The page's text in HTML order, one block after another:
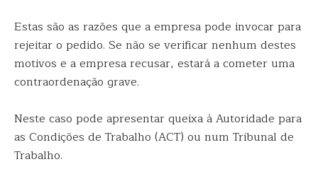
Estas são as razões que a empresa pode invocar para
rejeitar o pedido. Se não se verificar nenhum destes
motivos e a empresa recusar, estará a cometer uma
contraordenação grave.
Neste caso pode apresentar queixa à Autoridade para
as Condições de Trabalho (ACT) ou num Tribunal de
Trabalho.